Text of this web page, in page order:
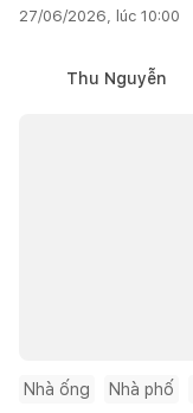
27/06/2026, lúc 10:00
Thu Nguyễn
Nhà ống Nhà phố